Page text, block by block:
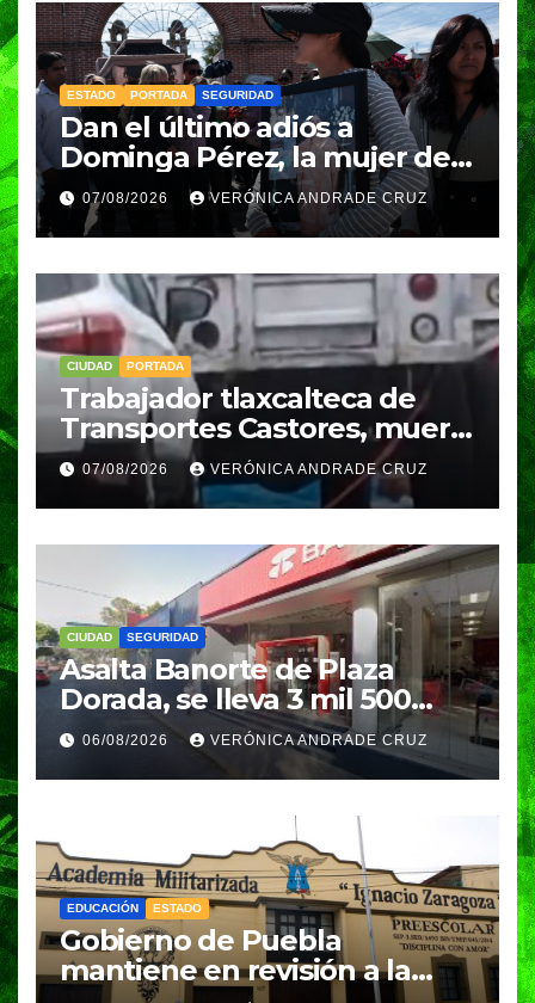
ESTADO PORTADA SEGURIDAD
Dan el último adiós a
Dominga Pérez, la mujer de
83 años asesinada durante
un asalto en Amozoc
07/08/2026 VERÓNICA ANDRADE CRUZ
CIUDAD PORTADA
Trabajador tlaxcalteca de
Transportes Castores, muere
aplastado por azulejos en
Puebla
07/08/2026 VERÓNICA ANDRADE CRUZ
CIUDAD SEGURIDAD
Asalta Banorte de Plaza
Dorada, se lleva 3 mil 500
pesos
06/08/2026 VERÓNICA ANDRADE CRUZ
EDUCACIÓN ESTADO
Gobierno de Puebla
mantiene en revisión a la